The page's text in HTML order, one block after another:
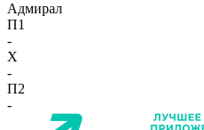
Адмирал
П1
-
X
-
П2
-